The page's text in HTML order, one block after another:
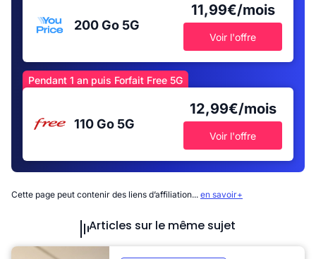
200 Go 5G
11,99€/mois
Voir l'offre
Pendant 1 an puis Forfait Free 5G
110 Go 5G
12,99€/mois
Voir l'offre
Cette page peut contenir des liens d’affiliation... en savoir+
Articles sur le même sujet